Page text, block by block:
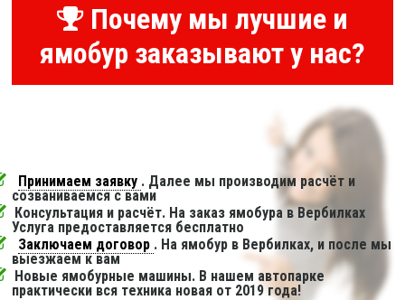
Почему мы лучшие и
ямобур заказывают у нас?
Принимаем заявку . Далее мы производим расчёт и
созваниваемся с вами
Консультация и расчёт. На заказ ямобура в Вербилках
Услуга предоставляется бесплатно
Заключаем договор . На ямобур в Вербилках, и после мы
выезжаем к вам
Новые ямобурные машины. В нашем автопарке
практически вся техника новая от 2019 года!